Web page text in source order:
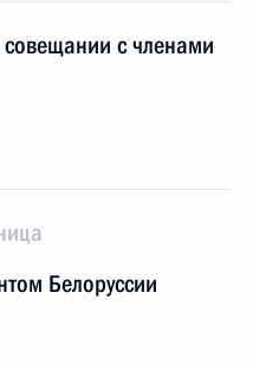
совещании с членами
Белоруссии